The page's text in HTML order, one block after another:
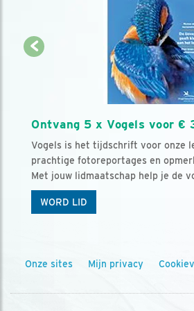
Ontvang 5 x Vogels voor €
Vogels is het tijdschrift voor onze
prachtige fotoreportages en
Met jouw lidmaatschap help je de
WORD LID
Onze sites Mijn privacy